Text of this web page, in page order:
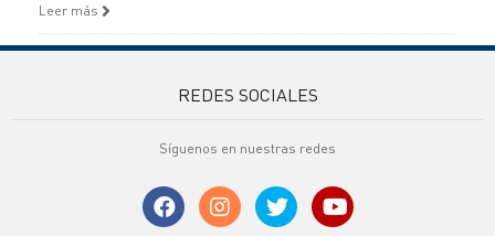
Leer más
REDES SOCIALES
Síguenos en nuestras redes